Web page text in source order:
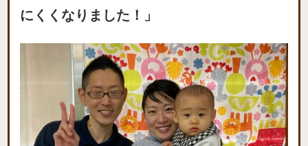
にくくなりました！」